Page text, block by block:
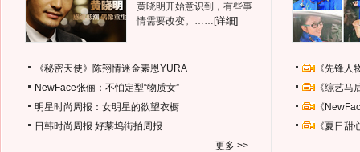
黄晓明开始意识到，有些事
情需要改变。…… [详细]
《秘密天使》陈翔情迷金素恩YURA
NewFace张俪：不怕定型“物质女”
明星时尚周报：女明星的欲望衣橱
日韩时尚周报 好莱坞街拍周报
更多 >>
《先锋
《综艺
《
《夏日